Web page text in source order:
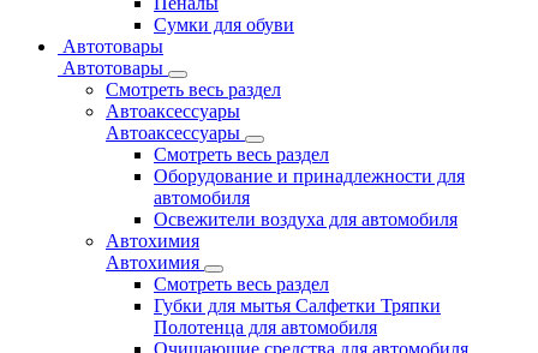
Сумки для обуви
Автотовары
Автотовары
Смотреть весь раздел
Автоаксессуары
Автоаксессуары
Смотреть весь раздел
Оборудование и принадлежности для
автомобиля
Освежители воздуха для автомобиля
Автохимия
Автохимия
Смотреть весь раздел
Губки для мытья Салфетки Тряпки
Полотенца для автомобиля
Очищающие средства для автомобиля